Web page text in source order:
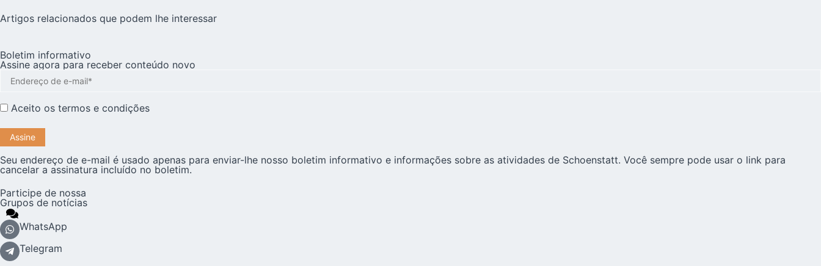
Artigos relacionados que podem lhe interessar
Boletim informativo
Assine agora para receber conteúdo novo
Aceito os termos e condições
Seu endereço de e-mail é usado apenas para enviar-lhe nosso boletim informativo e informações sobre as atividades de Schoenstatt. Você sempre pode usar o link para
cancelar a assinatura incluído no boletim.
Participe de nossa
Grupos de notícias
WhatsApp
Telegram